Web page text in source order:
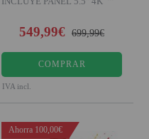
549,99€ 699,99€
COMPRAR
IVA incl.
Ahorra 100,00€